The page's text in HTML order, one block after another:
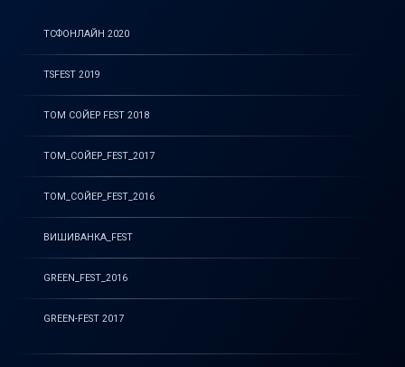
ТСФОНЛАЙН 2020
TSFEST 2019
ТОМ СОЙЕР FEST 2018
ТОМ_СОЙЕР_FEST_2017
ТОМ_СОЙЕР_FEST_2016
ВИШИВАНКА_FEST
GREEN_FEST_2016
GREEN-FEST 2017